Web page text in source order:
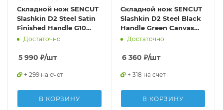
Складной нож SENCUT
Slashkin D2 Steel Satin
Finished Handle G10
Black
Достаточно
5 990 ₽/шт
+ 299 на счет
В КОРЗИНУ
Складной нож SENCUT
Slashkin D2 Steel Black
Handle Green Canvas
Micarta
Достаточно
6 360 ₽/шт
+ 318 на счет
В КОРЗИНУ